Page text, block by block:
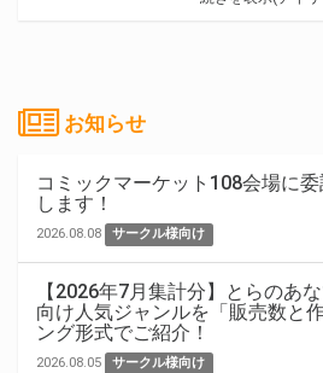
お知らせ
コミックマーケット108会場に
します！
2026.08.08 サークル様向け
【2026年7月集計分】とらのあ
向け人気ジャンルを「販売数と
ング形式でご紹介！
2026.08.05 サークル様向け